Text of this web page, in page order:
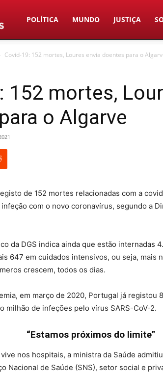
Duas
Linhas
POLÍTICA MUNDO JUSTIÇA
Covid-19: 152 mortes, Loures envia doentes para o
152 mortes,
o Algarve
de 152 mortes relacionadas com a
com o novo coronavírus, segundo a
da DGS indica ainda que estão internadas
647 em cuidados intensivos, ou seja, mais
crescem, todos os dias.
em março de 2020, Portugal já registou
milhão de infeções pelo vírus SARS-CoV-2.
“Estamos próximos do limite”
nos hospitais, a ministra da Saúde
Nacional de Saúde (SNS), setor social e